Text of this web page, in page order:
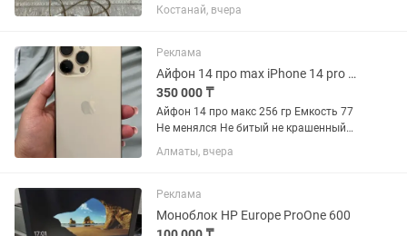
провод 3м Пишите на , обязательно
отвечу и про консультирую. Торг
Костанай, вчера
Реклама
Айфон 14 про max iPhone 14 pro max
350 000 ₸
Айфон 14 про макс 256 гр Емкость 77
Не менялся Не битый не крашенный
чихолдан шыкпаган каробка Таразга
алдырып берем керек болса шнур бар
Алматы, вчера
Реклама
Моноблок HP Europe ProOne 600